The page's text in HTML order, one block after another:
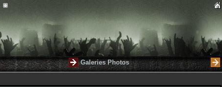
Galeries Photos